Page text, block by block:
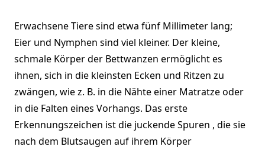
Erwachsene Tiere sind etwa fünf Millimeter lang;
Eier und Nymphen sind viel kleiner. Der kleine,
schmale Körper der Bettwanzen ermöglicht es
ihnen, sich in die kleinsten Ecken und Ritzen zu
zwängen, wie z. B. in die Nähte einer Matratze oder
in die Falten eines Vorhangs. Das erste
Erkennungszeichen ist die juckende Spuren , die sie
nach dem Blutsaugen auf ihrem Körper